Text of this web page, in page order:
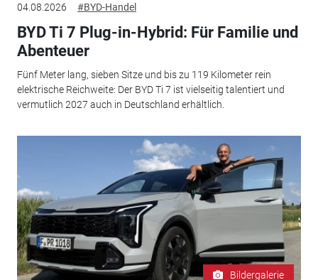
04.08.2026 #BYD-Handel
BYD Ti 7 Plug-in-Hybrid: Für Familie und
Abenteuer
Fünf Meter lang, sieben Sitze und bis zu 119 Kilometer rein
elektrische Reichweite: Der BYD Ti 7 ist vielseitig talentiert und
vermutlich 2027 auch in Deutschland erhältlich.
Bildergalerie